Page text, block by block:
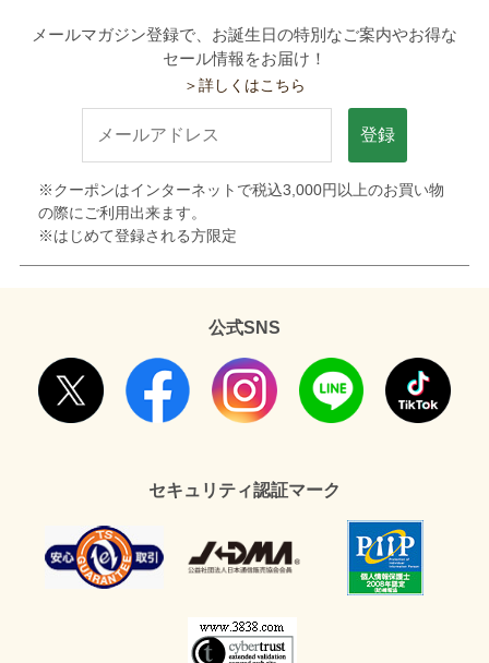
メールマガジン登録で、お誕生日の特別なご案内やお得な
セール情報をお届け！
＞詳しくはこちら
登録
※クーポンはインターネットで税込3,000円以上のお買い物
の際にご利用出来ます。
※はじめて登録される方限定
公式SNS
セキュリティ認証マーク